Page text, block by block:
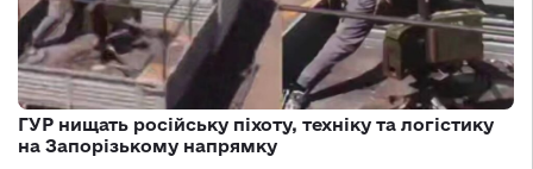
ГУР нищать російську піхоту, техніку та логістику
на Запорізькому напрямку